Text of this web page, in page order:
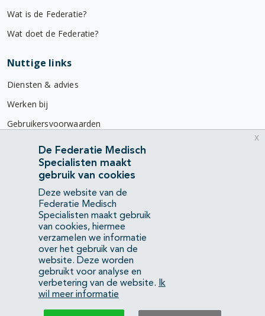
Wat is de Federatie?
Wat doet de Federatie?
Nuttige links
Diensten & advies
Werken bij
Gebruikersvoorwaarden
Privacyverklaring
Contact
Mercatorlaan 1200
3528 BL Utrecht
(088) 505 34 34
info@richtlijnendatabase.nl
YouTubeLinkedIn
De Federatie Medisch
Specialisten maakt
gebruik van cookies
Deze website van de
Federatie Medisch
Specialisten maakt gebruik
van cookies, hiermee
verzamelen we informatie
over het gebruik van de
website. Deze worden
gebruikt voor analyse en
verbetering van de website.
Ik
wil meer informatie
x